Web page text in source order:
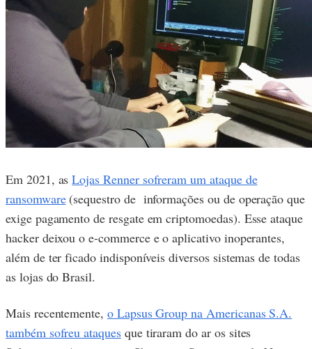
Em 2021, asLojas Renner sofreram um ataque de
ransomware(sequestro de informações ou de operação que
exige pagamento de resgate em criptomoedas). Esse ataque
hacker deixou o e-commerce e o aplicativo inoperantes,
além de ter ficado indisponíveis diversos sistemas de todas
as lojas do Brasil.
Mais recentemente, o Lapsus Group na Americanas S.A.
também sofreu ataquesque tiraram do ar os sites